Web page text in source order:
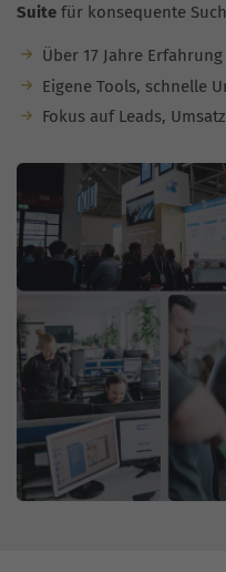
Suite für konsequente
Über 17 Jahre
Eigene Tools, schnelle
Fokus auf Leads,